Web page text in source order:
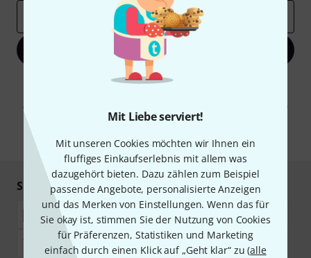
Mit Liebe serviert!
Mit unseren Cookies möchten wir Ihnen ein
fluffiges Einkaufserlebnis mit allem was
dazugehört bieten. Dazu zählen zum Beispiel
passende Angebote, personalisierte Anzeigen
und das Merken von Einstellungen. Wenn das für
Sie okay ist, stimmen Sie der Nutzung von Cookies
für Präferenzen, Statistiken und Marketing
einfach durch einen Klick auf „Geht klar“ zu (alle
Jetzt anmelden
Mit Klick auf „Jetzt anmelden“ stimmen Sie dem Erhalt von E-Mail-
Abmeldung ist jederzeit möglich. Weitere Informationen finden Sie in
unseren Datenschutzhinweisen
* Pflichtfeld
Sicher einkaufen & bezahlen